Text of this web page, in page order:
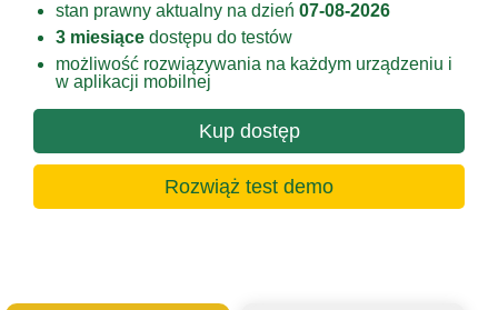
stan prawny aktualny na dzień 07-08-2026
3 miesiące dostępu do testów
możliwość rozwiązywania na każdym urządzeniu i
w aplikacji mobilnej
Kup dostęp
Rozwiąż test demo